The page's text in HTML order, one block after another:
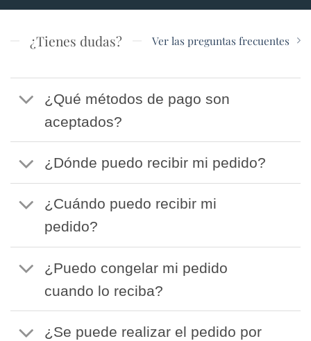
¿Tienes dudas? Ver las preguntas frecuentes
¿Qué métodos de pago son
aceptados?
¿Dónde puedo recibir mi pedido?
¿Cuándo puedo recibir mi
pedido?
¿Puedo congelar mi pedido
cuando lo reciba?
¿Se puede realizar el pedido por